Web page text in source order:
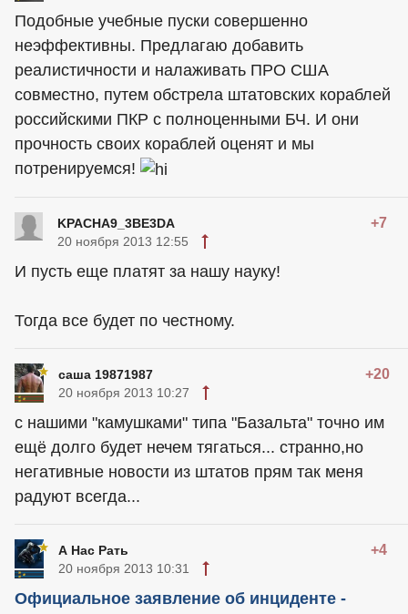
Подобные учебные пуски совершенно
неэффективны. Предлагаю добавить
реалистичности и налаживать ПРО США
совместно, путем обстрела штатовских кораблей
российскими ПКР с полноценными БЧ. И они
прочность своих кораблей оценят и мы
потренируемся!
KPACHA9_3BE3DA +7
20 ноября 2013 12:55
И пусть еще платят за нашу науку!
Тогда все будет по честному.
саша 19871987 +20
20 ноября 2013 10:27
с нашими "камушками" типа "Базальта" точно им
ещё долго будет нечем тягаться... странно,но
негативные новости из штатов прям так меня
радуют всегда...
А Нас Рать +4
20 ноября 2013 10:31
Официальное заявление об инциденте -